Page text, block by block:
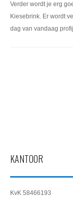
Verder wordt je erg
Kiesebrink. Er wordt
dag van vandaag
KANTOOR
KvK 58466193